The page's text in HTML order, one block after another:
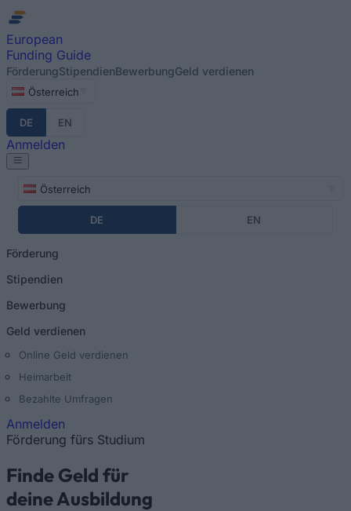
Direkt zum Inhalt
European
Funding Guide
FörderungStipendienBewerbungGeld verdienen
Österreich
DE EN
Anmelden
Österreich
DE EN
Förderung
Stipendien
Bewerbung
Geld verdienen
Online Geld verdienen
Heimarbeit
Bezahlte Umfragen
Anmelden
Förderung fürs Studium
Finde Geld für
deine Ausbildung